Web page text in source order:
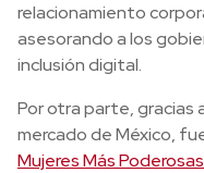
relacionamiento
asesorando a los
inclusión digital.
Por otra parte, gracias
mercado de México,
Mujeres Más